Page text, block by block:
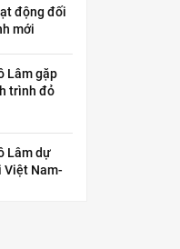
động đối
mới
Lâm gặp
trình đỏ
Lâm dự
Việt Nam-